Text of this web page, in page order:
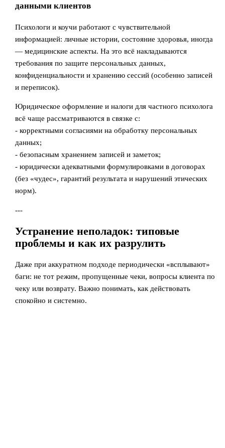
данными клиентов
Психологи и коучи работают с чувствительной
информацией: личные истории, состояние здоровья, иногда
— медицинские аспекты. На это всё накладываются
требования по защите персональных данных,
конфиденциальности и хранению сессий (особенно записей
и переписок).
Юридическое оформление и налоги для частного психолога
всё чаще рассматриваются в связке с:
- корректными согласиями на обработку персональных
данных;
- безопасным хранением записей и заметок;
- юридически адекватными формулировками в договорах
(без «чудес», гарантий результата и нарушений этических
норм).
---
Устранение неполадок: типовые
проблемы и как их разрулить
Даже при аккуратном подходе периодически «всплывают»
баги: не тот режим, пропущенные чеки, вопросы клиента по
чеку или возврату. Важно понимать, как действовать
спокойно и системно.